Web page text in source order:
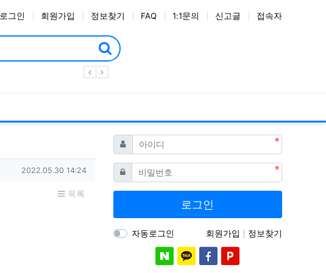
로그인 회원가입 정보찾기 FAQ 1:1문의 신고글 접속자
작성일
2022.05.30 14:24
목록
아이디 필수
비밀번호필수
로그인
자동로그인 회원가입 정보찾기